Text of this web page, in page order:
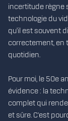
incertitude règne
technologie du
qu'il est souvent
correctement, en
quotidien.
Pour moi, le 50e
évidence : la
complet qui
et sûre. C’est